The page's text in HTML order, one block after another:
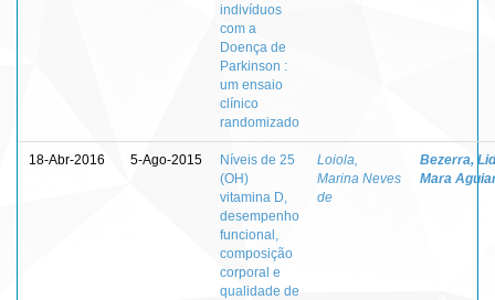
indivíduos
com a
Doença de
Parkinson :
um ensaio
clínico
randomizado
18-Abr-2016 5-Ago-2015
Níveis de 25
(OH)
vitamina D,
desempenho
funcional,
composição
corporal e
qualidade de
Loiola,
Marina Neves
de
Bezerra,
Mara